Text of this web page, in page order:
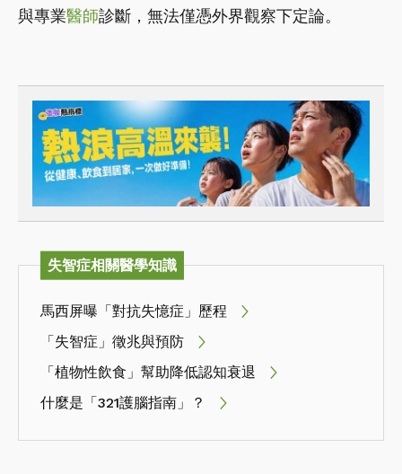
與專業醫師診斷，無法僅憑外界觀察下定論。
失智症相關醫學知識
馬西屏曝「對抗失憶症」歷程
「失智症」徵兆與預防
「植物性飲食」幫助降低認知衰退
什麼是「321護腦指南」？